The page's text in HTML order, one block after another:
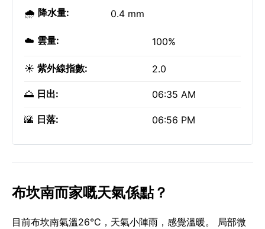
🌧️ 降水量: 0.4 mm
☁️ 雲量: 100%
☀️ 紫外線指數: 2.0
🌅 日出: 06:35 AM
🌇 日落: 06:56 PM
布坎南而家嘅天氣係點？
目前布坎南氣溫26°C，天氣小陣雨，感覺溫暖。 局部微